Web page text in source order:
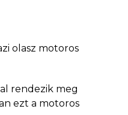
olasz motoros
rendezik meg
ezt a motoros